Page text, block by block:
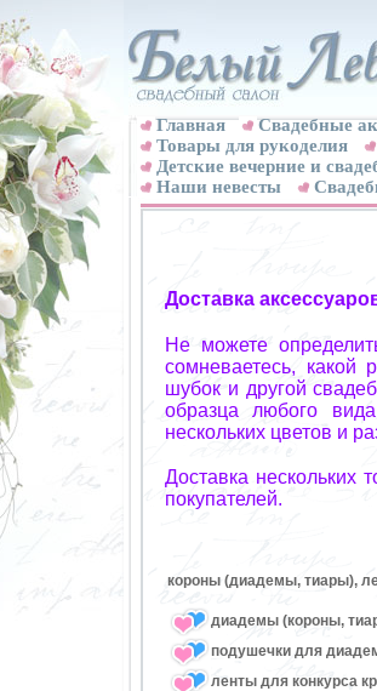
Главная
Свадебные
Товары для рукоделия
Детские вечерние и
Наши невесты
Доставка
Не можете
сомневаетесь, какой
шубок и другой
образца любого
нескольких цветов и
Доставка нескольких
покупателей.
короны (диадемы, тиары),
диадемы (короны,
подушечки для
ленты для конкурса